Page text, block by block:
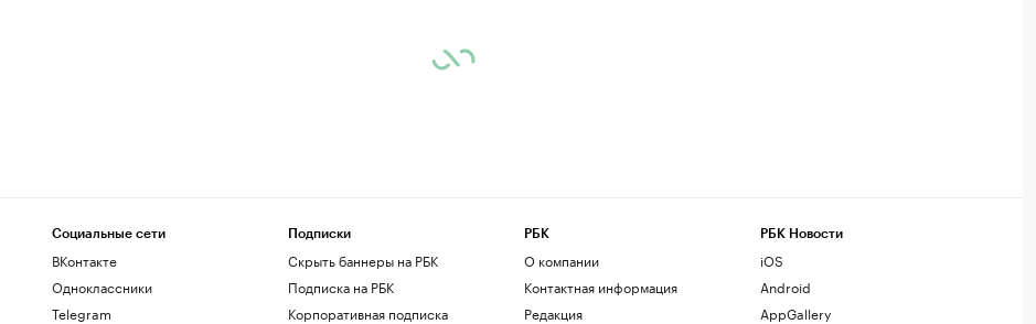
Социальные сети
ВКонтакте
Одноклассники
Telegram
Подписки
Скрыть баннеры на РБК
Подписка на РБК
Корпоративная подписка
РБК
О компании
Контактная информация
Редакция
РБК Новости
iOS
Android
AppGallery